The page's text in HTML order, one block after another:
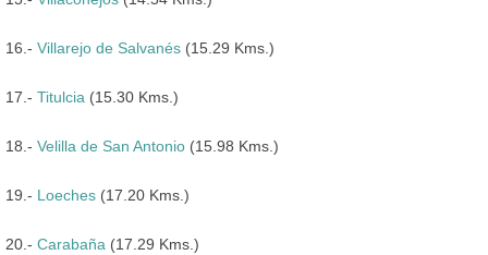
16.- Villarejo de Salvanés (15.29 Kms.)
17.- Titulcia (15.30 Kms.)
18.- Velilla de San Antonio (15.98 Kms.)
19.- Loeches (17.20 Kms.)
20.- Carabaña (17.29 Kms.)